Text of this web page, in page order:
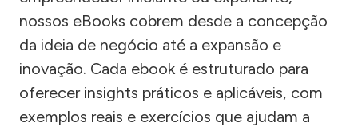
nossos eBooks cobrem desde a concepção
da ideia de negócio até a expansão e
inovação. Cada ebook é estruturado para
oferecer insights práticos e aplicáveis, com
exemplos reais e exercícios que ajudam a